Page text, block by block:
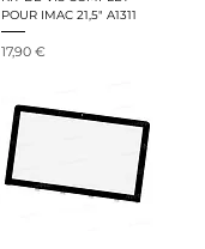
POUR IMAC 21,5" A1311
Prix
17,90 €